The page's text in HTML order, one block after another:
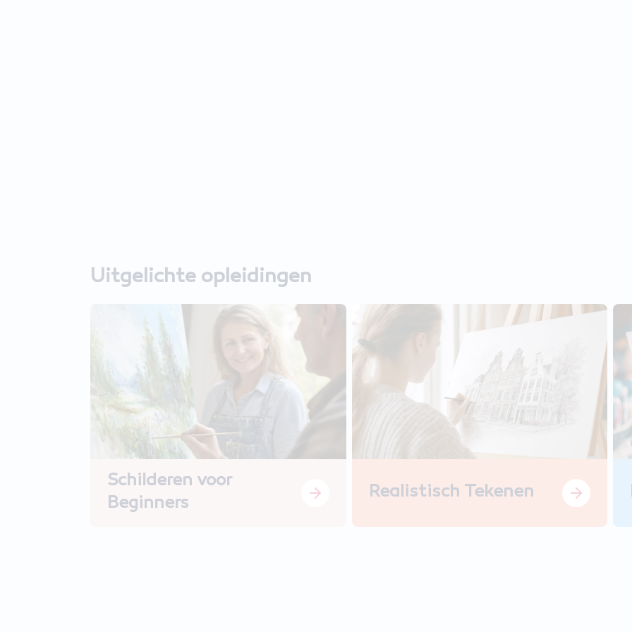
Uitgelichte opleidingen
Schilderen voor
Beginners
Realistisch Tekenen